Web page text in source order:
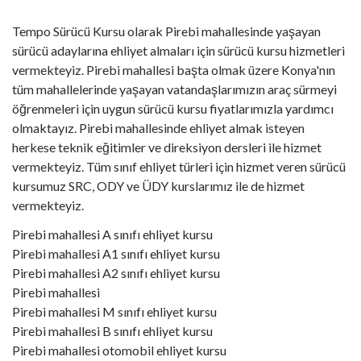
Tempo Sürücü Kursu olarak Pirebi mahallesinde yaşayan
sürücü adaylarına ehliyet almaları için sürücü kursu hizmetleri
vermekteyiz. Pirebi mahallesi başta olmak üzere Konya'nın
tüm mahallelerinde yaşayan vatandaşlarımızın araç sürmeyi
öğrenmeleri için uygun sürücü kursu fiyatlarımızla yardımcı
olmaktayız. Pirebi mahallesinde ehliyet almak isteyen
herkese teknik eğitimler ve direksiyon dersleri ile hizmet
vermekteyiz. Tüm sınıf ehliyet türleri için hizmet veren sürücü
kursumuz SRC, ODY ve ÜDY kurslarımız ile de hizmet
vermekteyiz.
Pirebi mahallesi A sınıfı ehliyet kursu
Pirebi mahallesi A1 sınıfı ehliyet kursu
Pirebi mahallesi A2 sınıfı ehliyet kursu
Pirebi mahallesi
Pirebi mahallesi M sınıfı ehliyet kursu
Pirebi mahallesi B sınıfı ehliyet kursu
Pirebi mahallesi otomobil ehliyet kursu